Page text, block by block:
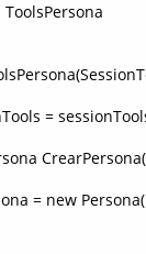
=
= new